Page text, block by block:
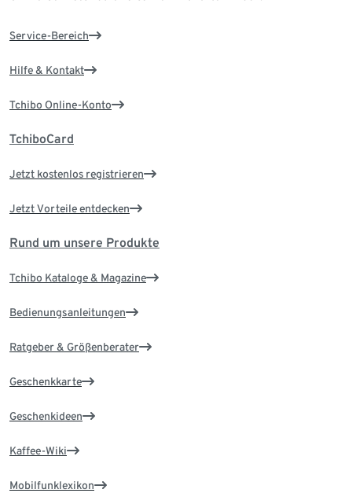
Service-Bereich
Hilfe & Kontakt
Tchibo Online-Konto
TchiboCard
Jetzt kostenlos registrieren
Jetzt Vorteile entdecken
Rund um unsere Produkte
Tchibo Kataloge & Magazine
Bedienungsanleitungen
Ratgeber & Größenberater
Geschenkkarte
Geschenkideen
Kaffee-Wiki
Mobilfunklexikon